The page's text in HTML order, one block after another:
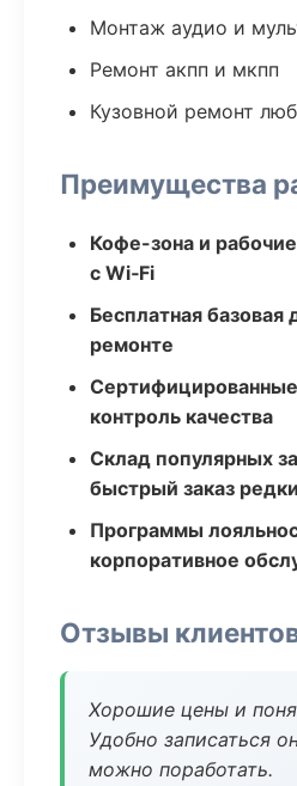
Монтаж аудио и
Ремонт акпп и мкпп
Кузовной ремонт
Преимущества
Кофе-зона и
с Wi‑Fi
Бесплатная базовая
ремонте
контроль качества
Склад популярных
быстрый заказ
Программы
корпоративное
Отзывы
Хорошие цены и
Удобно записаться
можно поработать.